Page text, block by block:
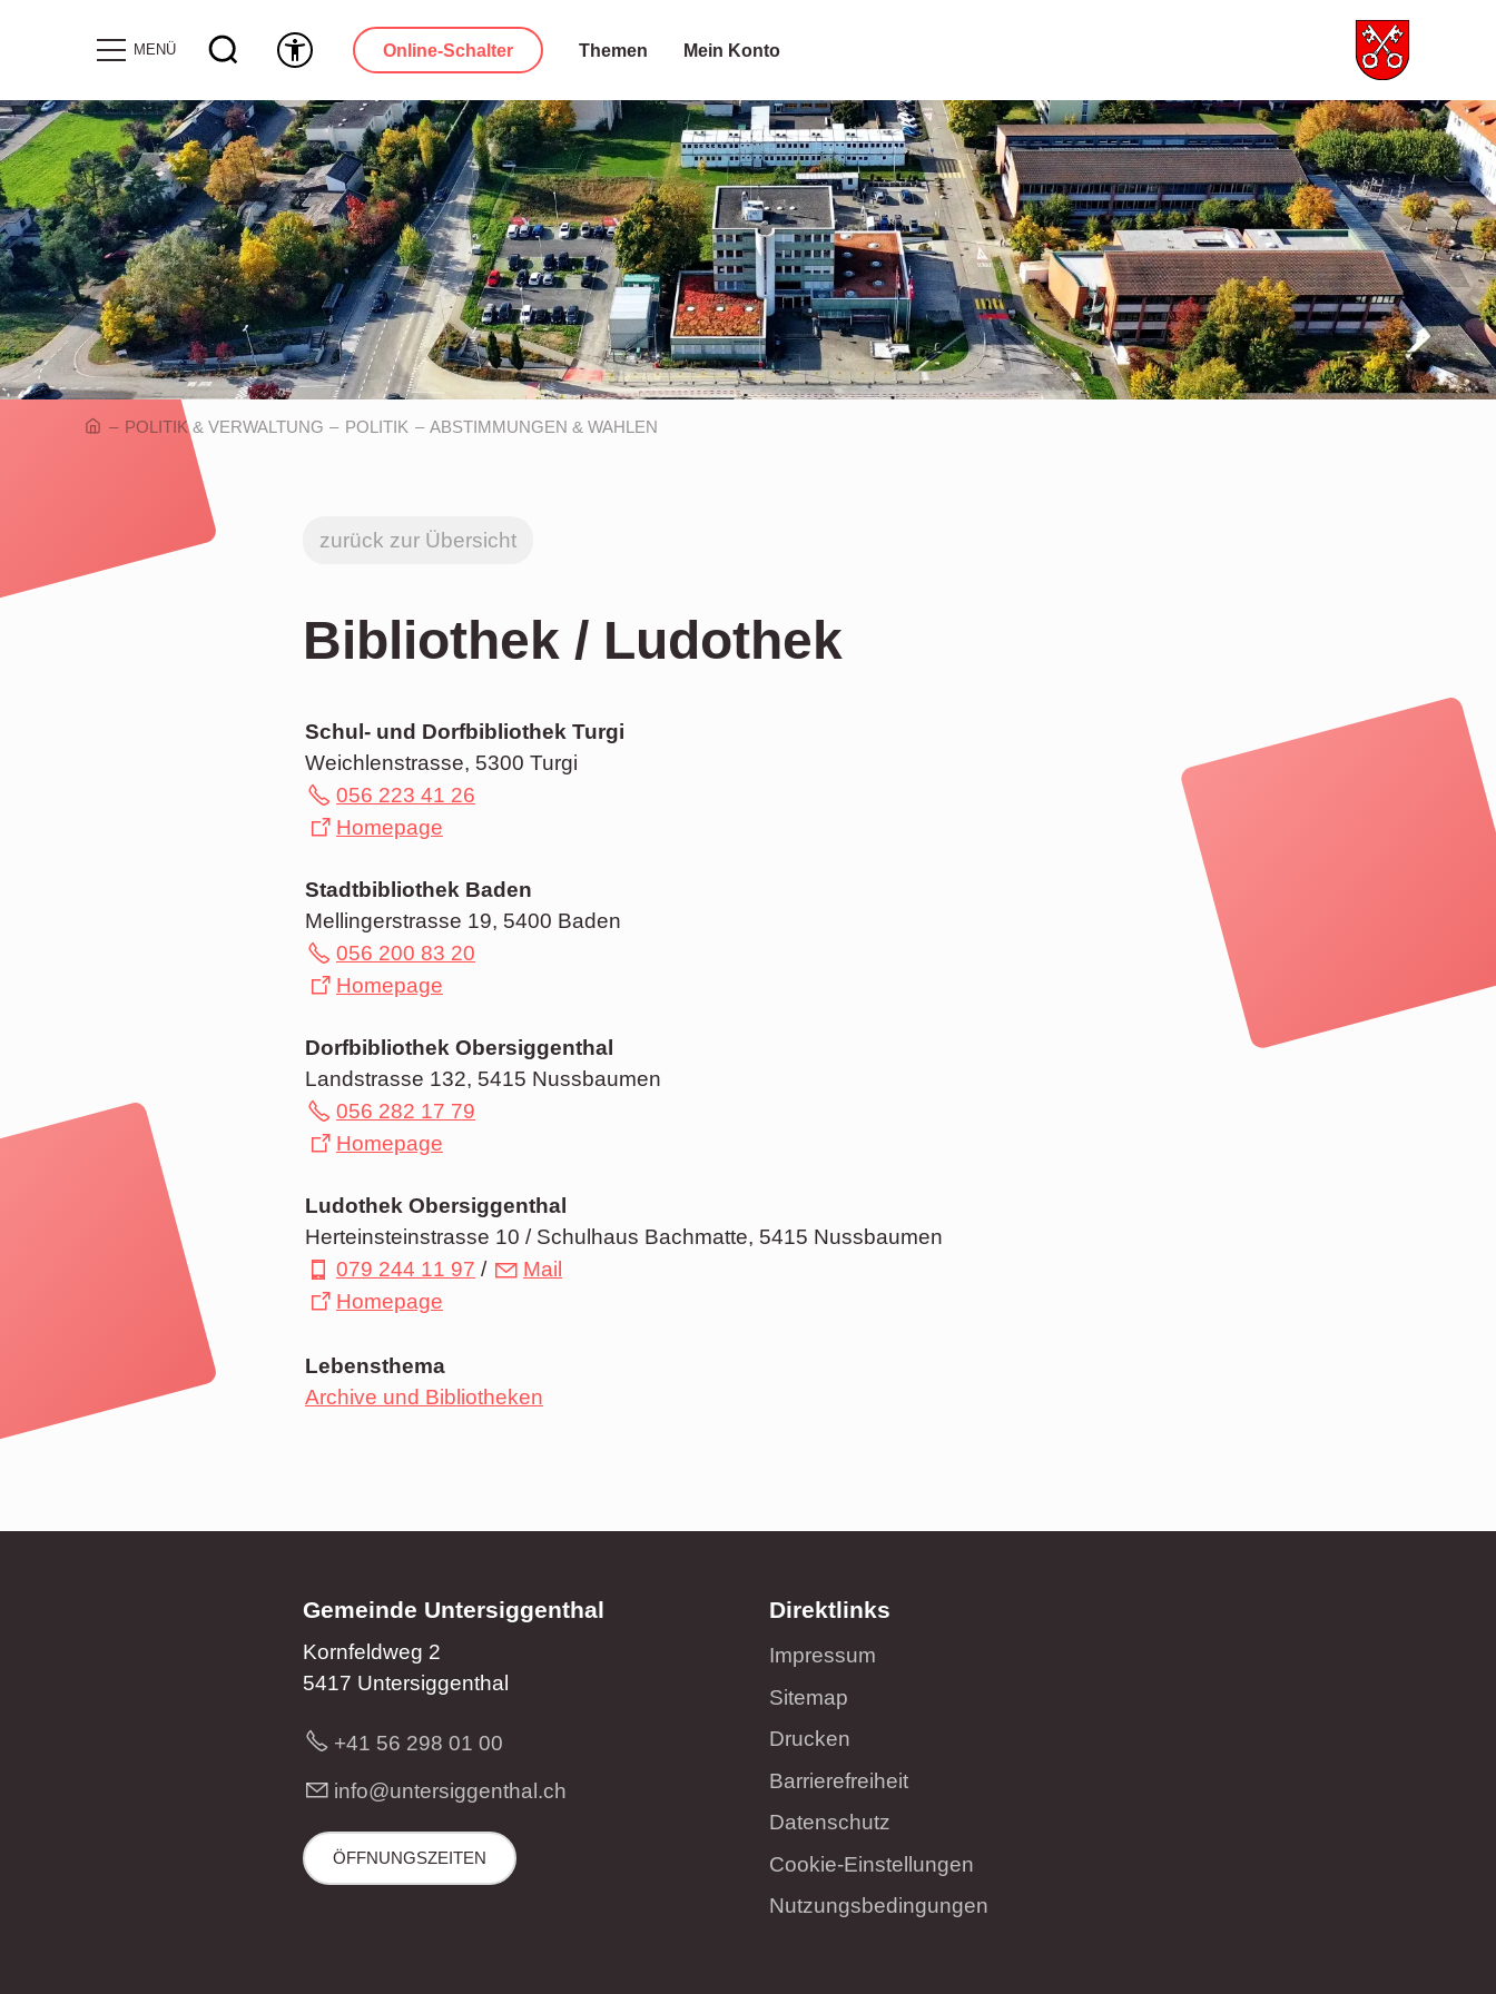
MENÜ Online-Schalter Themen Mein Konto
POLITIK & VERWALTUNG POLITIK ABSTIMMUNGEN & WAHLEN
zurück zur Übersicht
Bibliothek / Ludothek
Schul- und Dorfbibliothek Turgi
Weichlenstrasse, 5300 Turgi
056 223 41 26
Homepage
Stadtbibliothek Baden
Mellingerstrasse 19, 5400 Baden
056 200 83 20
Homepage
Dorfbibliothek Obersiggenthal
Landstrasse 132, 5415 Nussbaumen
056 282 17 79
Homepage
Ludothek Obersiggenthal
Herteinsteinstrasse 10 / Schulhaus Bachmatte, 5415 Nussbaumen
079 244 11 97 /
Mail
Homepage
Lebensthema
Archive und Bibliotheken
Gemeinde Untersiggenthal
Kornfeldweg 2
5417 Untersiggenthal
+41 56 298 01 00
nf nt rs gg nth ch
ÖFFNUNGSZEITEN
Direktlinks
Impressum
Sitemap
Drucken
Barrierefreiheit
Datenschutz
Cookie-Einstellungen
Nutzungsbedingungen